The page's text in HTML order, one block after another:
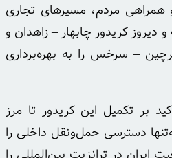
مردم، مسیرهای تجاری
کریدور چابهار – زاهدان و
– سرخس را به بهره‌برداری
بر تکمیل این کریدور تا مرز
دسترسی حمل‌ونقل داخلی را